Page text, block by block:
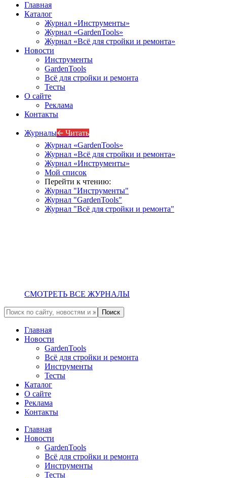
Главная
Каталог
Журнал «Инструменты»
Журнал «GardenTools»
Журнал «Всё для стройки и ремонта»
Новости
Инструменты
GardenTools
Всё для стройки и ремонта
Тесты
О сайте
Реклама
Контакты
Журналы🡨 Читать
Журнал «GardenTools»
Журнал «Всё для стройки и ремонта»
Журнал «Инструменты»
Мой список
Перейти к чтению:
Журнал "Инструменты"
Журнал "GardenTools"
Журнал "Всё для стройки и ремонта"
СМОТРЕТЬ ВСЕ ЖУРНАЛЫ
Главная
Новости
GardenTools
Всё для стройки и ремонта
Инструменты
Тесты
Каталог
О сайте
Реклама
Контакты
Главная
Новости
GardenTools
Всё для стройки и ремонта
Инструменты
Тесты